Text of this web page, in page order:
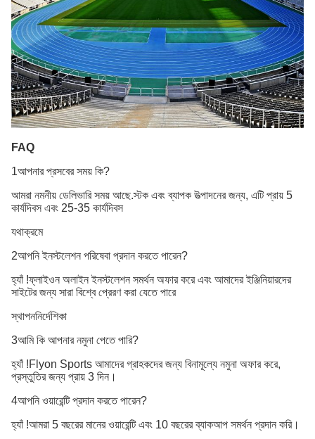
FAQ
1আপনার প্রসবের সময় কি?
আমরা নমনীয় ডেলিভারি সময় আছে.স্টক এবং ব্যাপক উত্পাদনের জন্য, এটি প্রায় 5
কার্যদিবস এবং 25-35 কার্যদিবস
যথাক্রমে
2আপনি ইনস্টলেশন পরিষেবা প্রদান করতে পারেন?
হ্যাঁ !ফ্লাইওন অলাইন ইনস্টলেশন সমর্থন অফার করে এবং আমাদের ইঞ্জিনিয়ারদের
সাইটের জন্য সারা বিশ্বে প্রেরণ করা যেতে পারে
স্থাপননির্দেশিকা
3আমি কি আপনার নমুনা পেতে পারি?
হ্যাঁ !Flyon Sports আমাদের গ্রাহকদের জন্য বিনামূল্যে নমুনা অফার করে,
প্রস্তুতির জন্য প্রায় 3 দিন।
4আপনি ওয়ারেন্টি প্রদান করতে পারেন?
হ্যাঁ !আমরা 5 বছরের মানের ওয়ারেন্টি এবং 10 বছরের ব্যাকআপ সমর্থন প্রদান করি।